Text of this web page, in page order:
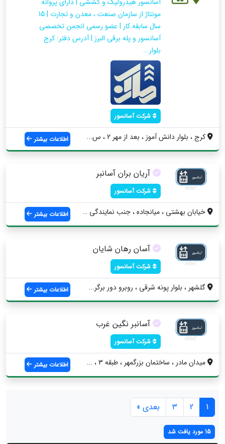
مونتاژ از سازمان صنعت ، معدن و تجارت | 15
سال سابقه کار | عضو رسمی انجمن تخصصی
آسانسور و پله برقی البرز | آدرس دفتر: کرج
بلوار...
شرکت آسانسور
کرج ، بلوار دانش آموز ، بعد از مهر 2 ، س... اطلاعات بیشتر
آریان بران آسانبر
شرکت آسانسور
خیابان بهشتی ، میانجاده ، جنب نمایندگی م... اطلاعات بیشتر
آسان رهان شایان
شرکت آسانسور
گلشهر ، بلوار پونه شرقی ، روبرو دور برگر... اطلاعات بیشتر
آسانبر نگین غرب
شرکت آسانسور
میدان مادر ، ساختمان بزرگمهر ، طبقه 3 ، ... اطلاعات بیشتر
1
2
3 بعدی »
15 مورد یافت شد